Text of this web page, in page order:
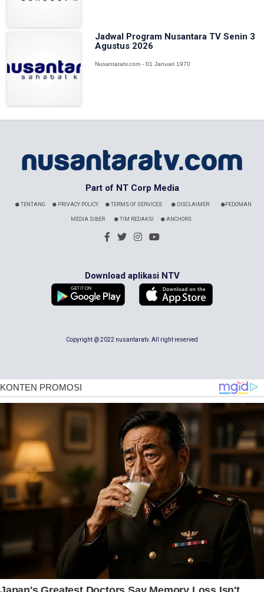
Jadwal Program Nusantara TV Senin 3
Agustus 2026
Nusantaratv.com - 01 Januari 1970
Part of NT Corp Media
TENTANG PRIVACY POLICY TERMS OF SERVICES DISCLAIMER PEDOMAN
MEDIA SIBER TIM REDAKSI ANCHORS
Download aplikasi NTV
Copyright @ 2022 nusantaratv. All right reserved